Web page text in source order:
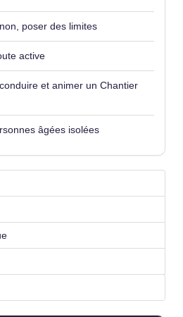
poser des limites
active
et animer un Chantier
âgées isolées